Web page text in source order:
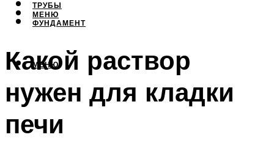
ТРУБЫ
ФУНДАМЕНТ
МЕНЮ
МЕНЮ
Какой раствор
нужен для кладки
печи